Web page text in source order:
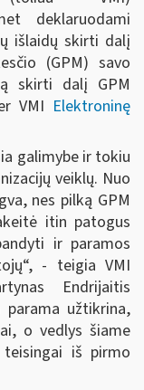
deklaruodami
išlaidų skirti dalį
(GPM) savo
skirti dalį GPM
VMI Elektroninę
galimybe ir tokiu
veiklų. Nuo
nes pilką GPM
itin patogus
ir paramos
- teigia VMI
Endrijaitis
užtikrina,
o vedlys šiame
teisingai iš pirmo